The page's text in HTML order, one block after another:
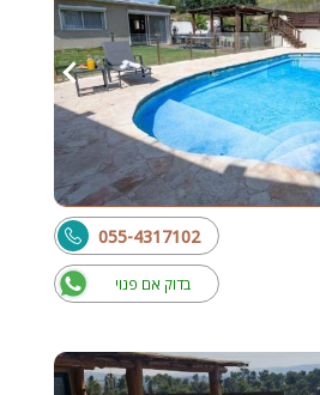
בדוק אם פנוי
055-4317102